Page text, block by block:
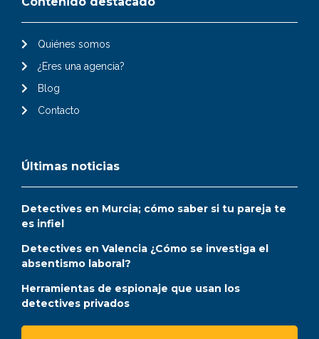
Quiénes somos
¿Eres una agencia?
Blog
Contacto
Últimas noticias
Detectives en Murcia; cómo saber si tu pareja te
es infiel
Detectives en Valencia ¿Cómo se investiga el
absentismo laboral?
Herramientas de espionaje que usan los
detectives privados